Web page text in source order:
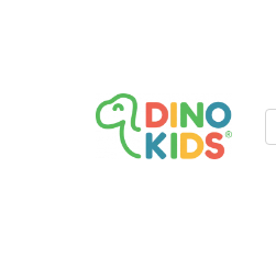
Politica de Retur